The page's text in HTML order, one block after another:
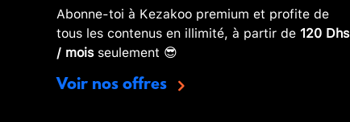
Abonne-toi à Kezakoo premium et profite de
tous les contenus en illimité, à partir de 120 Dhs
/ moisseulement 😎
Voir nos offres